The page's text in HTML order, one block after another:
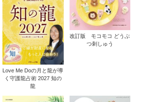
Love Me Doの月と龍が導
く守護龍占術 2027 知の
龍
改訂版 モコモコ どうぶ
つ刺しゅう